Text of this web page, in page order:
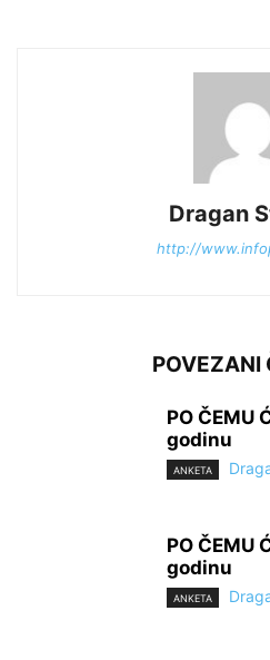
Dragan
http://
POVEZANI
PO ČEMU
godinu
ANKETA
PO ČEMU
godinu
ANKETA